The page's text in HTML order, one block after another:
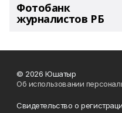
Фотобанк
журналистов РБ
© 2026 Юшатыр
Об использовании
Свидетельство о